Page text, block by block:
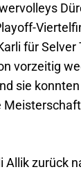
für Selver
vorzeitig
sie
Allik zurück